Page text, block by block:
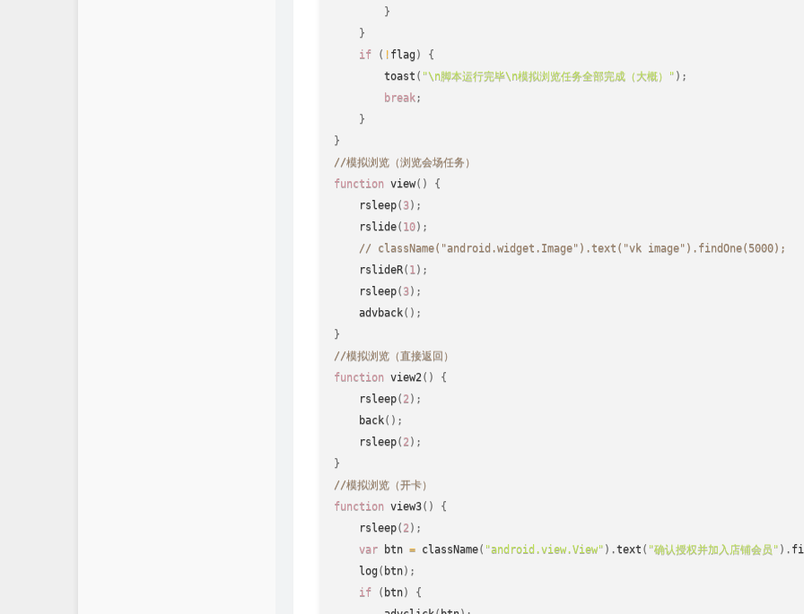
}
}
if
( ! flag)
{
toast ( "\n脚本运行完毕\n模拟浏览任务全部完成（大概）" ) ;
break;
}
}
//模拟浏览（浏览会场任务）
function view( )
{
rsleep( 3) ;
rslide( 10) ;
// className("android.widget.Image").text("vk image").findOne(5000);
rslideR( 1) ;
rsleep( 3) ;
advback( ) ;
}
//模拟浏览（直接返回）
function view2( )
{
rsleep( 2 ) ;
back( ) ;
rsleep( 2 ) ;
}
//模拟浏览（开卡）
function view3( )
{
rsleep( 2 ) ;
var btn = className( "android.view.View" ) .text ( "确认授权并加入店铺会员" ) .
log( btn) ;
if
( btn)
{